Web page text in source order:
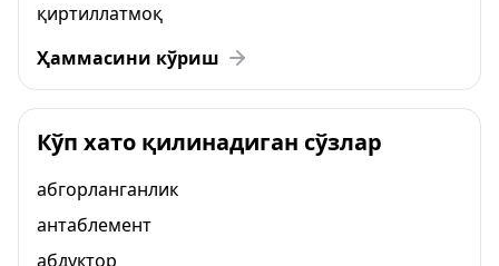
қиртиллатмоқ
Ҳаммасини кўриш
Кўп хато қилинадиган сўзлар
абгорланганлик
антаблемент
абдуктор